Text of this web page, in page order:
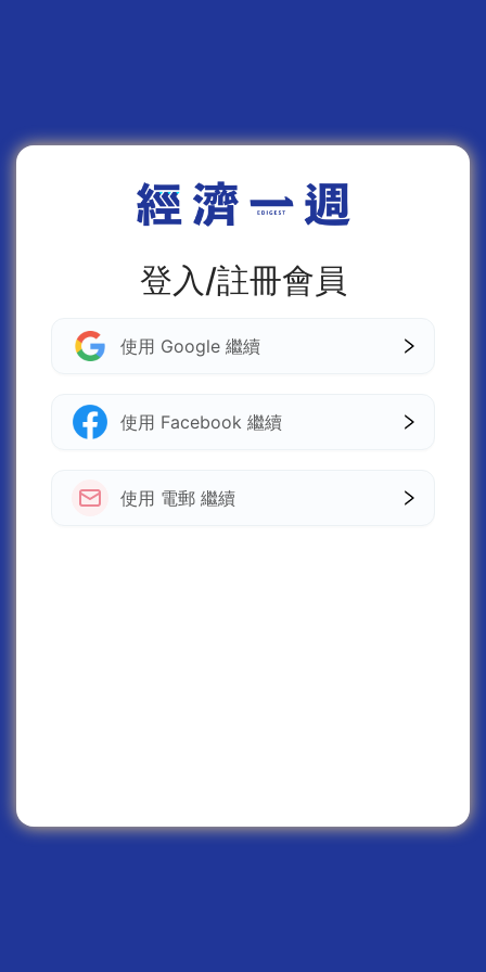
登入/註冊會員
使用 Google 繼續
使用 Facebook 繼續
使用 電郵 繼續